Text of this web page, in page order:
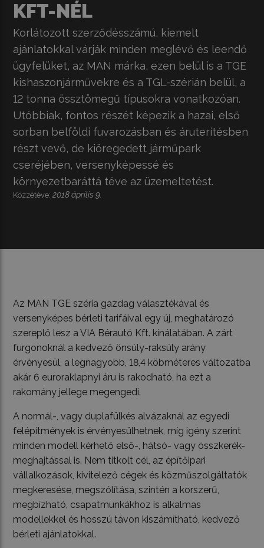
KFT-NÉL
Korlátozott szerződésszámú, kiemelt
ajánlatokkal várják minden meglévő és leendő
ügyfelüket, az MAN márka, ezen belül is a TGE
kishaszonjárművekre és a TGL-szérián belül, a
12 tonna össztömegű típusokra vonatkozóan.
Utóbbiak, fontos részét képezik a hazai, első
sorban belföldi fuvarozásban és áruterítésben
részt vevő, de kiöregedett járműpark
cseréjében, versenyképessé és
környezetbaráttá téve az üzemeltetést.
Közzétéve:2018 április 9.
Az MAN TGE széria gazdag választékával és
versenyképes bérleti tarifáival egy új, meghatározó
szereplő lesz a VIA Bérautó Kft. kínálatában. A zárt
furgonoknál a kedvező önsúly-raksúly arány
érvényesül, a legnagyobb, 18,4 köbméteres változatba
akár 6 euroraklapnyi áru is rakodható, ha ezt a
rakomány jellege megengedi.
A normál-, vagy duplafülkés alvázaknál az egyedi
felépítmények is érvényesülhetnek, míg igény szerint
minden modell kérhető első-, hátsó- vagy összkerék-
meghajtással is. Nem titkolt cél, az építőipari
vállalkozások, kivitelező cégek és közműszolgáltatók
megkeresése, megszólítása, szintén a korszerű,
megbízható, csapatmunkákhoz is alkalmas
modellekkel és hosszú távon kiszámítható, kedvező
bérleti ajánlatokkal.